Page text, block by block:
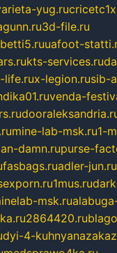
yug.ru
3d-file.ru
uafoot-
kts-services.ru
life.rux-legion.rusib-
venda-
mine-lab-msk.ru1-
damn.rupurse-
fasbags.ruadler-jun.ru
1mus.ru
msk.ru
2864420.ru
4-